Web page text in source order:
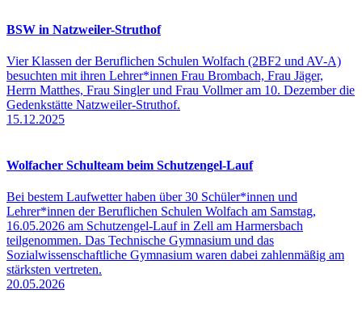
BSW in Natzweiler-Struthof
Vier Klassen der Beruflichen Schulen Wolfach (2BF2 und AV-A)
besuchten mit ihren Lehrer*innen Frau Brombach, Frau Jäger,
Herrn Matthes, Frau Singler und Frau Vollmer am 10. Dezember die
Gedenkstätte Natzweiler-Struthof.
15.12.2025
Wolfacher Schulteam beim Schutzengel-Lauf
Bei bestem Laufwetter haben über 30 Schüler*innen und
Lehrer*innen der Beruflichen Schulen Wolfach am Samstag,
16.05.2026 am Schutzengel-Lauf in Zell am Harmersbach
teilgenommen. Das Technische Gymnasium und das
Sozialwissenschaftliche Gymnasium waren dabei zahlenmäßig am
stärksten vertreten.
20.05.2026